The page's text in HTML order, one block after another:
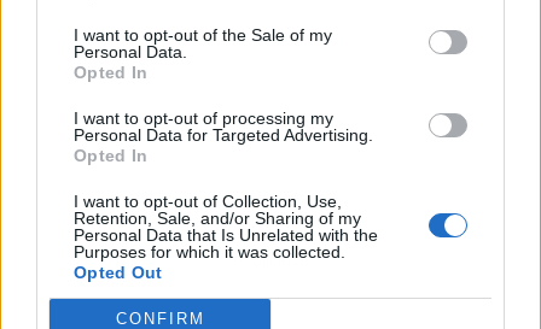
I want to opt-out of the Sale of my
Personal Data.
Opted In
I want to opt-out of processing my
Personal Data for Targeted Advertising.
Opted In
I want to opt-out of Collection, Use,
Retention, Sale, and/or Sharing of my
Personal Data that Is Unrelated with the
Purposes for which it was collected.
Opted Out
CONFIRM
Publicidad